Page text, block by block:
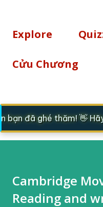
Explore
Cửu Chương
bạn đã ghé thăm! 👋 Hãy
Cambridge
Reading and